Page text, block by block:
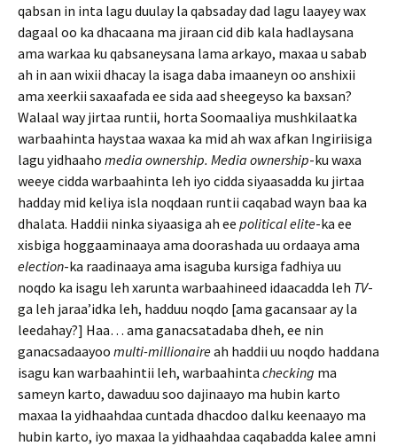
qabsan in inta lagu duulay la qabsaday dad lagu laayey wax
dagaal oo ka dhacaana ma jiraan cid dib kala hadlaysana
ama warkaa ku qabsaneysana lama arkayo, maxaa u sabab
ah in aan wixii dhacay la isaga daba imaaneyn oo anshixii
ama xeerkii saxaafada ee sida aad sheegeyso ka baxsan?
Walaal way jirtaa runtii, horta Soomaaliya mushkilaatka
warbaahinta haystaa waxaa ka mid ah wax afkan Ingiriisiga
lagu yidhaaho media ownership. Media ownership-ku waxa
weeye cidda warbaahinta leh iyo cidda siyaasadda ku jirtaa
hadday mid keliya isla noqdaan runtii caqabad wayn baa ka
dhalata. Haddii ninka siyaasiga ah ee political elite-ka ee
xisbiga hoggaaminaaya ama doorashada uu ordaaya ama
election-ka raadinaaya ama isaguba kursiga fadhiya uu
noqdo ka isagu leh xarunta warbaahineed idaacadda leh TV-
ga leh jaraa’idka leh, hadduu noqdo [ama gacansaar ay la
leedahay?] Haa… ama ganacsatadaba dheh, ee nin
ganacsadaayoo multi-millionaireah haddii uu noqdo haddana
isagu kan warbaahintii leh, warbaahinta checking ma
sameyn karto, dawaduu soo dajinaayo ma hubin karto
maxaa la yidhaahdaa cuntada dhacdoo dalku keenaayo ma
hubin karto, iyo maxaa la yidhaahdaa caqabadda kalee amni